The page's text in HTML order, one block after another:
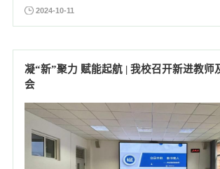
案，针对本专业服务区域经济社会发展情况及本专业的培
2024-10-11
凝“新”聚力 赋能起航 | 我校召开新进教师
会